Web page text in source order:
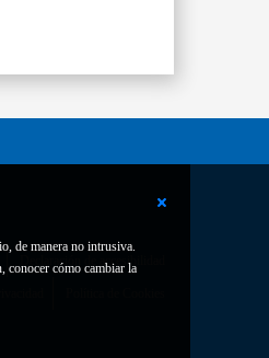
de manera no intrusiva.
conocer cómo cambiar la
Declaración de accesibilidad